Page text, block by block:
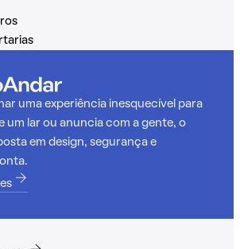
uma experiência inesquecível para
um lar ou anuncia com a gente, o
em design, segurança e